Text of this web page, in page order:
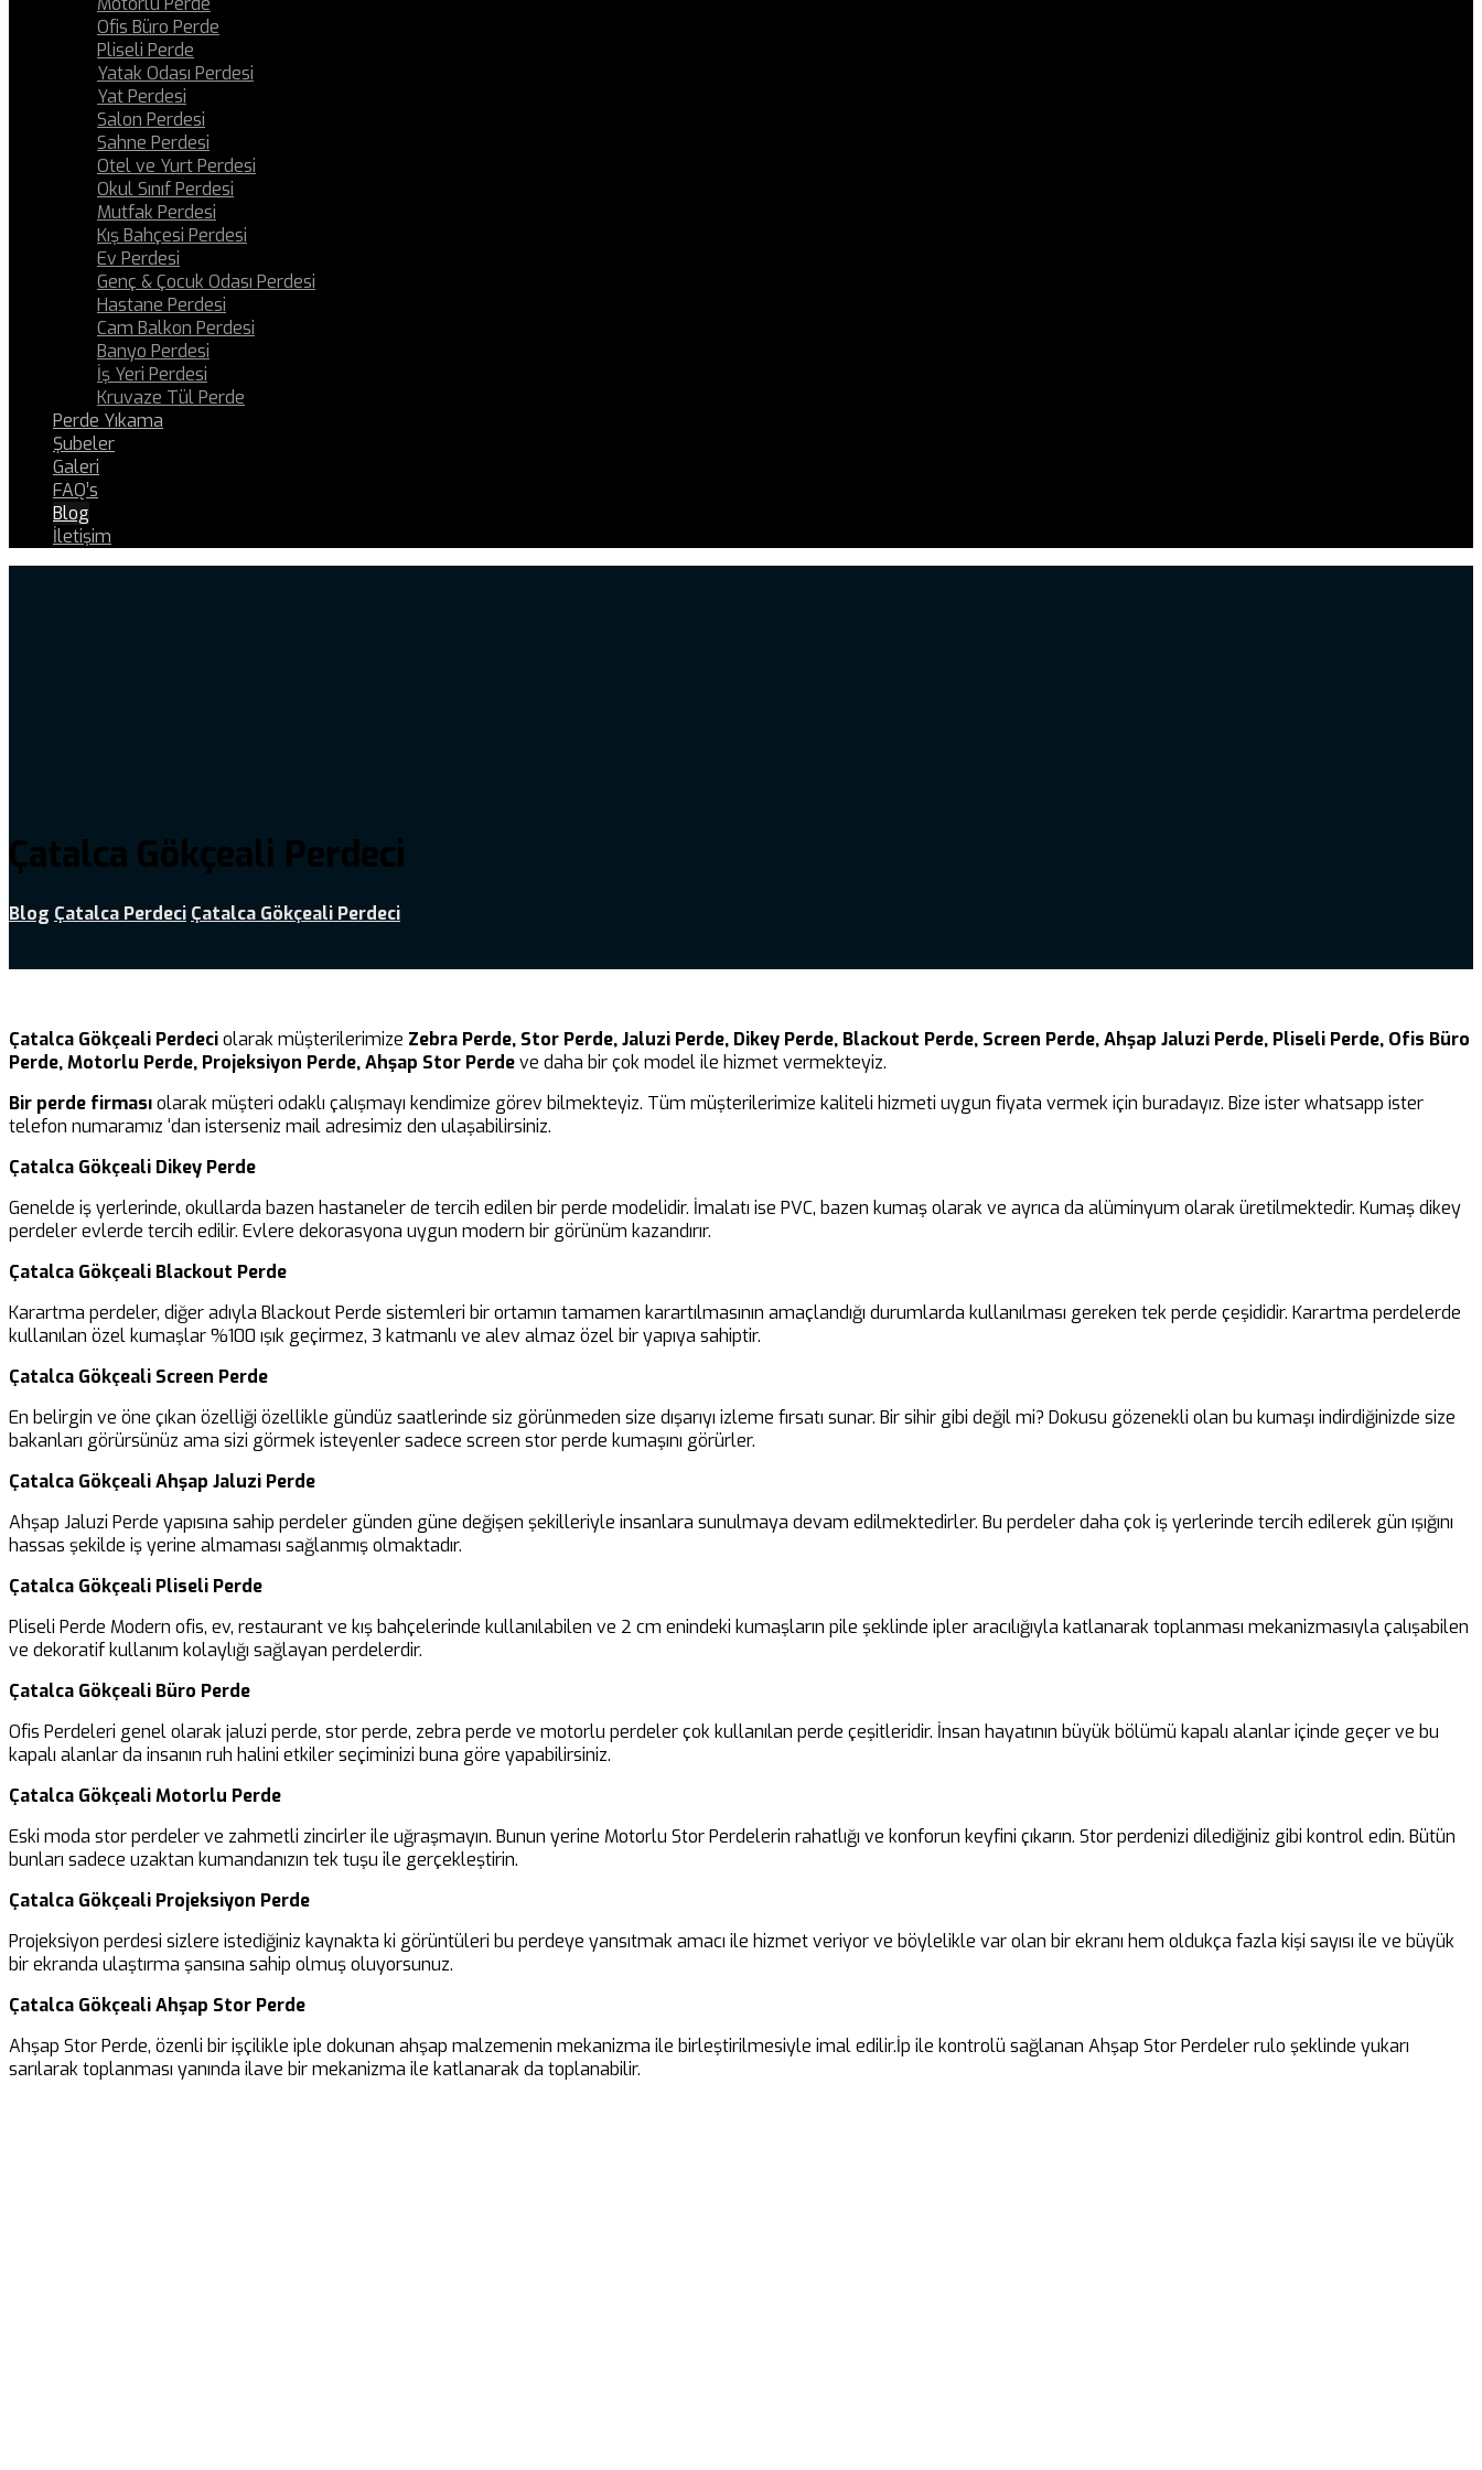
Ofis Büro Perde
Pliseli Perde
Yatak Odası Perdesi
Yat Perdesi
Salon Perdesi
Sahne Perdesi
Otel ve Yurt Perdesi
Okul Sınıf Perdesi
Mutfak Perdesi
Kış Bahçesi Perdesi
Ev Perdesi
Genç & Çocuk Odası Perdesi
Hastane Perdesi
Cam Balkon Perdesi
Banyo Perdesi
İş Yeri Perdesi
Kruvaze Tül Perde
Perde Yıkama
Şubeler
Galeri
FAQ’s
Blog
İletişim
Çatalca Gökçeali Perdeci
Blog Çatalca Perdeci Çatalca Gökçeali Perdeci
Çatalca Gökçeali Perdeciolarak müşterilerimize Zebra Perde, Stor Perde, Jaluzi Perde, Dikey Perde, Blackout Perde, Screen Perde, Ahşap Jaluzi Perde, Pliseli Perde, Ofis Büro
Perde, Motorlu Perde, Projeksiyon Perde, Ahşap Stor Perdeve daha bir çok model ile hizmet vermekteyiz.
Bir perde firmasıolarak müşteri odaklı çalışmayı kendimize görev bilmekteyiz. Tüm müşterilerimize kaliteli hizmeti uygun fiyata vermek için buradayız. Bize ister whatsapp ister
telefon numaramız ‘dan isterseniz mail adresimiz den ulaşabilirsiniz.
Çatalca Gökçeali Dikey Perde
Genelde iş yerlerinde, okullarda bazen hastaneler de tercih edilen bir perde modelidir. İmalatı ise PVC, bazen kumaş olarak ve ayrıca da alüminyum olarak üretilmektedir. Kumaş dikey
perdeler evlerde tercih edilir. Evlere dekorasyona uygun modern bir görünüm kazandırır.
Çatalca Gökçeali Blackout Perde
Karartma perdeler, diğer adıyla Blackout Perde sistemleri bir ortamın tamamen karartılmasının amaçlandığı durumlarda kullanılması gereken tek perde çeşididir. Karartma perdelerde
kullanılan özel kumaşlar %100 ışık geçirmez, 3 katmanlı ve alev almaz özel bir yapıya sahiptir.
Çatalca Gökçeali Screen Perde
En belirgin ve öne çıkan özelliği özellikle gündüz saatlerinde siz görünmeden size dışarıyı izleme fırsatı sunar. Bir sihir gibi değil mi? Dokusu gözenekli olan bu kumaşı indirdiğinizde size
bakanları görürsünüz ama sizi görmek isteyenler sadece screen stor perde kumaşını görürler.
Çatalca Gökçeali Ahşap Jaluzi Perde
Ahşap Jaluzi Perde yapısına sahip perdeler günden güne değişen şekilleriyle insanlara sunulmaya devam edilmektedirler. Bu perdeler daha çok iş yerlerinde tercih edilerek gün ışığını
hassas şekilde iş yerine almaması sağlanmış olmaktadır.
Çatalca Gökçeali Pliseli Perde
Pliseli Perde Modern ofis, ev, restaurant ve kış bahçelerinde kullanılabilen ve 2 cm enindeki kumaşların pile şeklinde ipler aracılığıyla katlanarak toplanması mekanizmasıyla çalışabilen
ve dekoratif kullanım kolaylığı sağlayan perdelerdir.
Çatalca Gökçeali Büro Perde
Ofis Perdeleri genel olarak jaluzi perde, stor perde, zebra perde ve motorlu perdeler çok kullanılan perde çeşitleridir. İnsan hayatının büyük bölümü kapalı alanlar içinde geçer ve bu
kapalı alanlar da insanın ruh halini etkiler seçiminizi buna göre yapabilirsiniz.
Çatalca Gökçeali Motorlu Perde
Eski moda stor perdeler ve zahmetli zincirler ile uğraşmayın. Bunun yerine Motorlu Stor Perdelerin rahatlığı ve konforun keyfini çıkarın. Stor perdenizi dilediğiniz gibi kontrol edin. Bütün
bunları sadece uzaktan kumandanızın tek tuşu ile gerçekleştirin.
Çatalca Gökçeali Projeksiyon Perde
Projeksiyon perdesi sizlere istediğiniz kaynakta ki görüntüleri bu perdeye yansıtmak amacı ile hizmet veriyor ve böylelikle var olan bir ekranı hem oldukça fazla kişi sayısı ile ve büyük
bir ekranda ulaştırma şansına sahip olmuş oluyorsunuz.
Çatalca Gökçeali Ahşap Stor Perde
Ahşap Stor Perde, özenli bir işçilikle iple dokunan ahşap malzemenin mekanizma ile birleştirilmesiyle imal edilir.İp ile kontrolü sağlanan Ahşap Stor Perdeler rulo şeklinde yukarı
sarılarak toplanması yanında ilave bir mekanizma ile katlanarak da toplanabilir.